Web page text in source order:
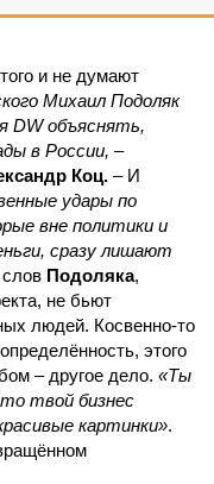
и не думают
Михаил Подоляк
DW объяснять,
в России, –
Коц. – И
удары по
вне политики и
сразу лишают
Подоляка,
не бьют
людей. Косвенно-то
этого
– другое дело. «Ты
твой бизнес
картинки».